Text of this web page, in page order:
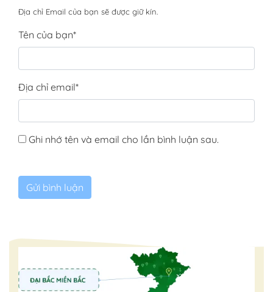
Địa chỉ Email của bạn sẽ được giữ kín.
Tên của bạn*
Địa chỉ email*
Ghi nhớ tên và email cho lần bình luận sau.